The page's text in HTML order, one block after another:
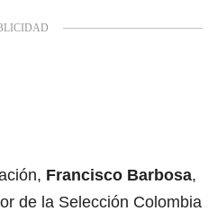
Francisco Barbosa,
de la Selección Colombia